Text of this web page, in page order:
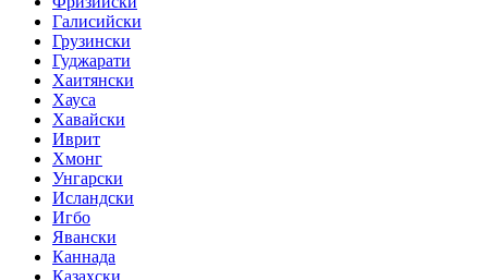
Галисийски
Грузински
Гуджарати
Хаитянски
Хауса
Хавайски
Иврит
Хмонг
Унгарски
Исландски
Игбо
Явански
Каннада